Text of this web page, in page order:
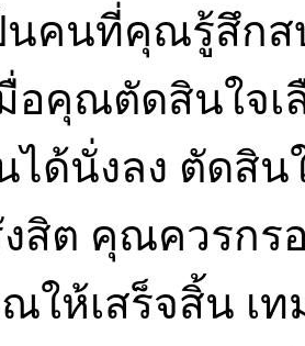
คนที่คุณรู้สึกส
อคุณตัดสินใจเ
ด้นั่งลง ตัดสินใ
สิต คุณควรกร
ให้เสร็จสิ้น เ